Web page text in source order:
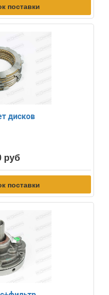
поставки
дисков
руб
поставки